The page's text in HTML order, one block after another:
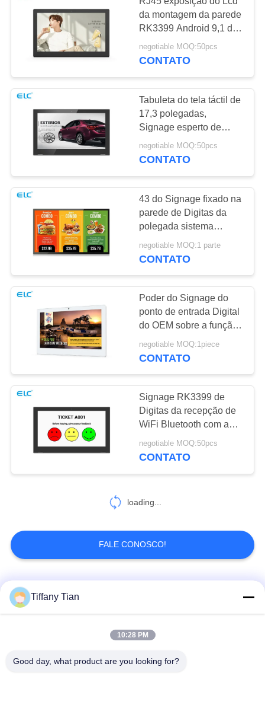
Borda
PC tablet médico
35
Sinalização de tela
Calendários digitais
Tablet doméstico
6
da montagem da parede
RK3399 Android 9,1 do
ponto de entrada 15,6
de”
negotiable MOQ:50pcs
CONTATO
Tabuleta do tela táctil de
17,3 polegadas,
Signage esperto de
Digitas com ósmio de
Android 8,1
negotiable MOQ:50pcs
CONTATO
43 do Signage fixado na
parede de Digitas da
polegada sistema
interativo de Android 8,1
do tela táctil
negotiable MOQ:1 parte
CONTATO
Poder do Signage do
ponto de entrada Digital
do OEM sobre a função
dos ethernet com
sistema de Android 8,1
negotiable MOQ:1piece
CONTATO
Signage RK3399 de
Digitas da recepção de
WiFi Bluetooth com a
câmera da parte
dianteira 2MP
negotiable MOQ:50pcs
CONTATO
loading...
FALE CONOSCO!
Categorias populares
Soluções de Exibição
Tiffany Tian
10:28 PM
Good day, what product are you looking for?